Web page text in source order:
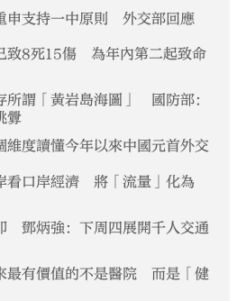
申支持一中原則 外交部回應
致8死15傷 為年內第二起致命
所謂「黃岩島海圖」 國防部：
釁
維度讀懂今年以來中國元首外交
看口岸經濟 將「流量」化為
鄧炳強：下周四展開千人交通
最有價值的不是醫院 而是「健